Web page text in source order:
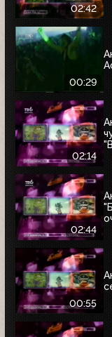
02:42
00:29
02:14
02:44
00:55